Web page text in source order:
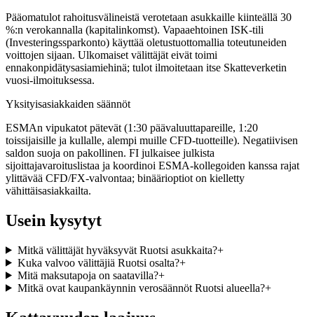
Pääomatulot rahoitusvälineistä verotetaan asukkaille kiinteällä 30
%:n verokannalla (kapitalinkomst). Vapaaehtoinen ISK-tili
(Investeringssparkonto) käyttää oletustuottomallia toteutuneiden
voittojen sijaan. Ulkomaiset välittäjät eivät toimi
ennakonpidätysasiamiehinä; tulot ilmoitetaan itse Skatteverketin
vuosi-ilmoituksessa.
Yksityisasiakkaiden säännöt
ESMAn vipukatot pätevät (1:30 päävaluuttapareille, 1:20
toissijaisille ja kullalle, alempi muille CFD-tuotteille). Negatiivisen
saldon suoja on pakollinen. FI julkaisee julkista
sijoittajavaroituslistaa ja koordinoi ESMA-kollegoiden kanssa rajat
ylittävää CFD/FX-valvontaa; binäärioptiot on kielletty
vähittäisasiakkailta.
Usein kysytyt
Mitkä välittäjät hyväksyvät Ruotsi asukkaita?+
Kuka valvoo välittäjiä Ruotsi osalta?+
Mitä maksutapoja on saatavilla?+
Mitkä ovat kaupankäynnin verosäännöt Ruotsi alueella?+